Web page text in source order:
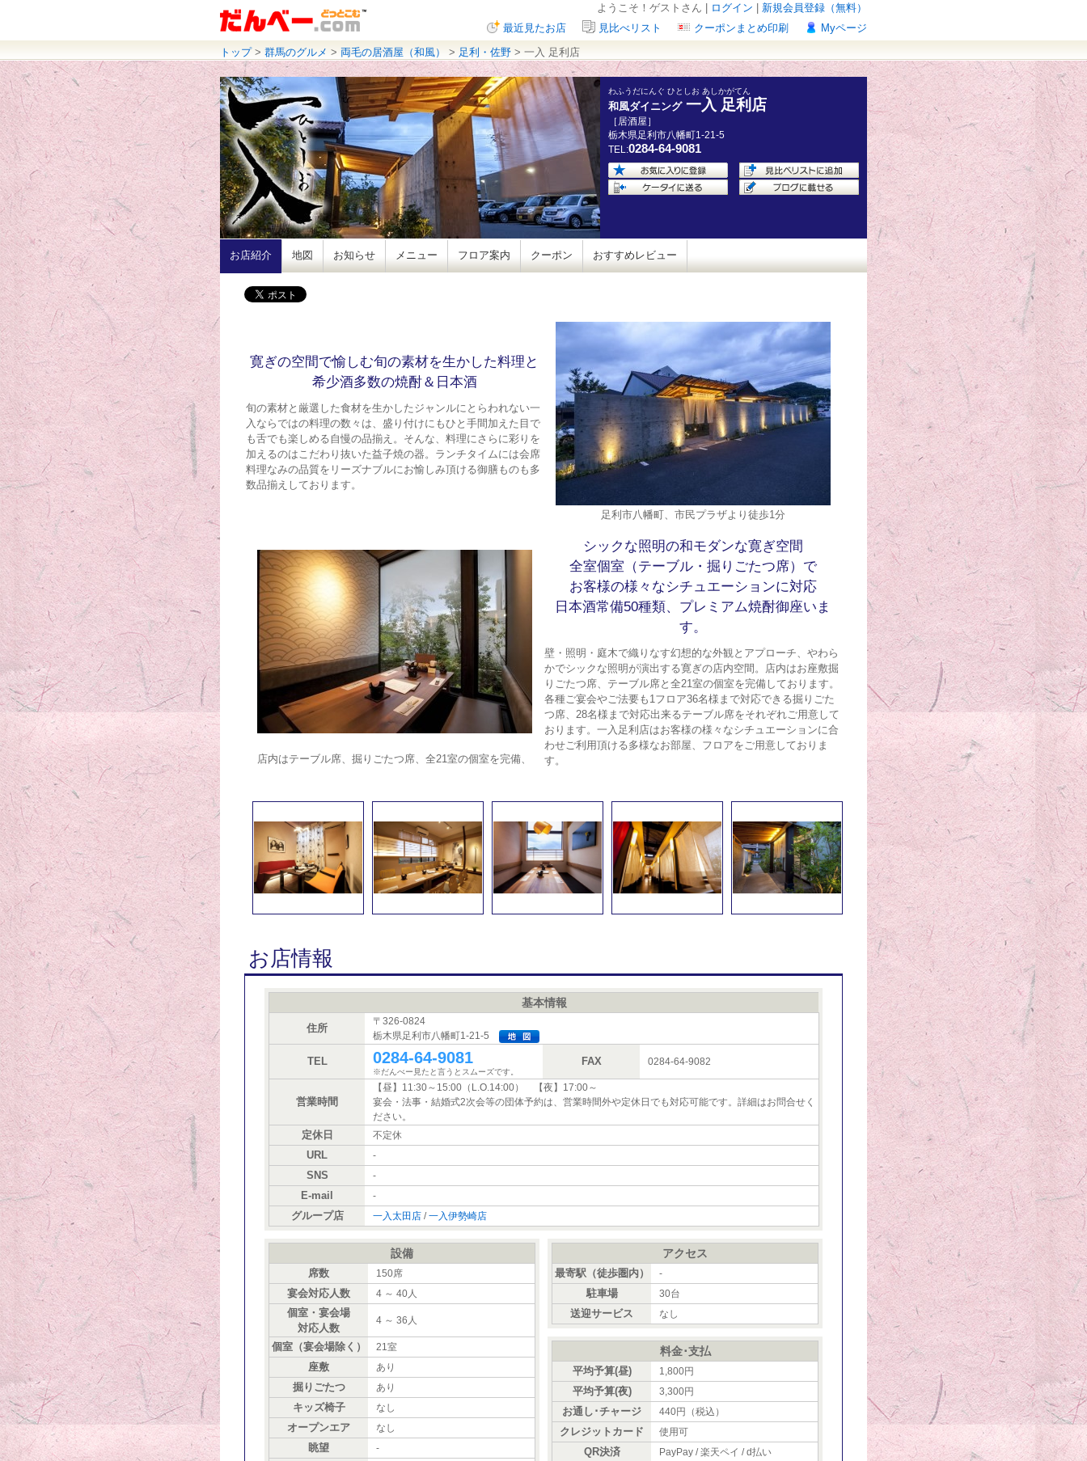
新規会員登録（無料）
ログイン
ようこそ！ゲストさん |
Myページ
クーポンまとめ印刷
見比べリスト
最近見たお店
トップ> 群馬のグルメ > 両毛の居酒屋（和風） > 足利・佐野 > 一入 足利店
わふうだにんぐ ひとしお あしかがてん
和風ダイニング 一入 足利店
［居酒屋］
栃木県 足利市八幡町1-21-5
TEL:0284-64-9081
お店紹介 地図 お知らせ メニュー フロア案内 クーポン おすすめレビュー
寛ぎの空間で愉しむ旬の素材を生かした料理と
希少酒多数の焼酎＆日本酒
旬の素材と厳選した食材を生かしたジャンルにとらわれない一
入ならではの料理の数々は、盛り付けにもひと手間加えた目で
も舌でも楽しめる自慢の品揃え。そんな、料理にさらに彩りを
加えるのはこだわり抜いた益子焼の器。ランチタイムには会席
料理なみの品質をリーズナブルにお愉しみ頂ける御膳ものも多
数品揃えしております。
足利市八幡町、市民プラザより徒歩1分
シックな照明の和モダンな寛ぎ空間
全室個室（テーブル・掘りごたつ席）で
お客様の様々なシチュエーションに対応
日本酒常備50種類、プレミアム焼酎御座いま
す。
壁・照明・庭木で織りなす幻想的な外観とアプローチ、やわら
かでシックな照明が演出する寛ぎの店内空間。店内はお座敷掘
りごたつ席、テーブル席と全21室の個室を完備しております。
各種ご宴会やご法要も1フロア36名様まで対応できる掘りごた
つ席、28名様まで対応出来るテーブル席をそれぞれご用意して
おります。一入足利店はお客様の様々なシチュエーションに合
わせご利用頂ける多様なお部屋、フロアをご用意しておりま
す。
店内はテーブル席、掘りごたつ席、全21室の個室を完備、
お店情報
基本情報
住所
〒326-0824
栃木県足利市八幡町1-21-5
TEL 0284-64-9081
※だんべー見たと言うとスムーズです。
FAX 0284-64-9082
営業時間
【昼】11:30～15:00（L.O.14:00） 【夜】17:00～
宴会・法事・結婚式2次会等の団体予約は、営業時間外や定休日でも対応可能です。詳細はお問合せく
ださい。
定休日 不定休
URL -
SNS -
E-mail -
グループ店 一入太田店 /一入伊勢崎店
設備
席数 150席
宴会対応人数 4 ～ 40人
個室・宴会場
対応人数
4 ～ 36人
個室（宴会場除く） 21室
座敷 あり
掘りごたつ あり
キッズ椅子 なし
オープンエア なし
眺望 -
アクセス
最寄駅（徒歩圏内） -
駐車場 30台
送迎サービス なし
料金･支払
平均予算(昼) 1,800円
平均予算(夜) 3,300円
お通し･チャージ 440円（税込）
クレジットカード 使用可
QR決済 PayPay / 楽天ペイ / d払い